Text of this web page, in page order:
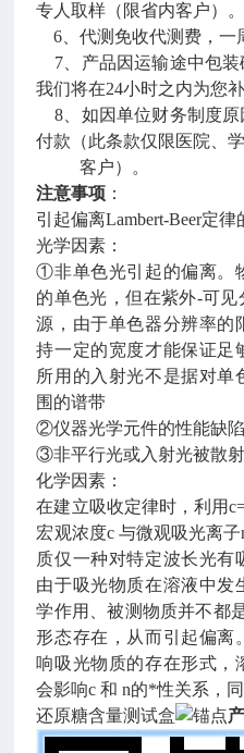
专人取样（限省内客户）。
6、代测免收代测费，一
7、产品因运输途中包装
我们将在24小时之内为您
8、如因单位财务制度原
付款（此条款仅限医院、
客户）。
注意事项 ：
引起偏离Lambert-Beer定
光学因素：
①非单色光引起的偏离。
的单色光，但在紫外-可
源，由于单色器分辨率的
持一定的宽度才能保证足
所用的入射光不是据对单
围的谱带
②仪器光学元件的性能缺
③非平行光或入射光被散射
化学因素：
在建立吸收定律时，利用
宏观浓度c 与微观吸光离
质仅一种对特定波长光有
由于吸光物质在溶液中发
学作用、被测物质并不都
形态存在，从而引起偏离
响吸光物质的存在形式，
会影响c 和 n的*性关系，
还原糖含量测试盒